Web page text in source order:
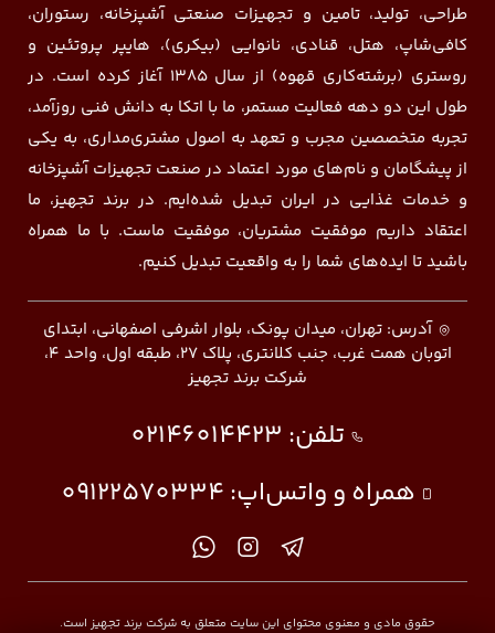
طراحی، تولید، تامین و تجهیزات صنعتی آشپزخانه، رستوران،
کافی‌شاپ، هتل، قنادی، نانوایی (بیکری)، هایپر پروتئین و
روستری (برشته‌کاری قهوه) از سال ۱۳۸۵ آغاز کرده است. در
طول این دو دهه فعالیت مستمر، ما با اتکا به دانش فنی روزآمد،
تجربه متخصصین مجرب و تعهد به اصول مشتری‌مداری، به یکی
از پیشگامان و نام‌های مورد اعتماد در صنعت تجهیزات آشپزخانه
و خدمات غذایی در ایران تبدیل شده‌ایم. در برند تجهیز، ما
اعتقاد داریم موفقیت مشتریان، موفقیت ماست. با ما همراه
باشید تا ایده‌های شما را به واقعیت تبدیل کنیم.
آدرس: تهران، میدان پونک، بلوار اشرفی اصفهانی، ابتدای
اتوبان همت غرب، جنب کلانتری، پلاک ۲۷، طبقه اول، واحد ۴،
شرکت برند تجهیز
تلفن: 02146014423
همراه و واتس‌اپ:09122570334
حقوق مادی و معنوی محتوای این سایت متعلق به شرکت برند تجهیز است.